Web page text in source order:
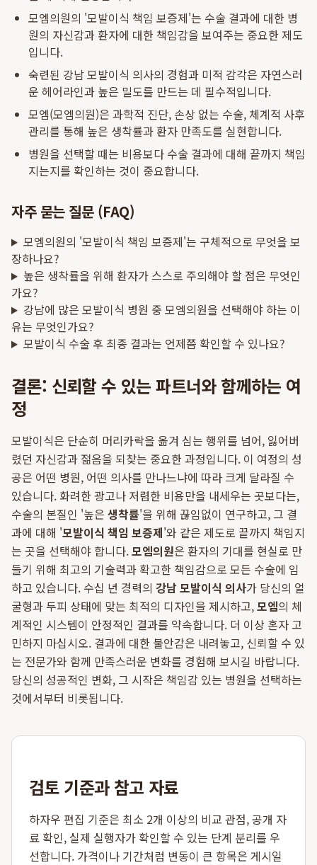
모엠의원의 '모발이식 책임 보증제'는 수술 결과에 대한 병
원의 자신감과 환자에 대한 책임감을 보여주는 중요한 제도
입니다.
숙련된 강남 모발이식 의사의 경험과 미적 감각은 자연스러
운 헤어라인과 높은 밀도를 만드는 데 필수적입니다.
모엠(모엠의원)은 과학적 진단, 손상 없는 수술, 체계적 사후
관리를 통해 높은 생착률과 환자 만족도를 실현합니다.
병원을 선택할 때는 비용보다 수술 결과에 대해 끝까지 책임
지는지를 확인하는 것이 중요합니다.
자주 묻는 질문 (FAQ)
모엠의원의 '모발이식 책임 보증제'는 구체적으로 무엇을 보
장하나요?
높은 생착률을 위해 환자가 스스로 주의해야 할 점은 무엇인
가요?
강남에 많은 모발이식 병원 중 모엠의원을 선택해야 하는 이
유는 무엇인가요?
모발이식 수술 후 최종 결과는 언제쯤 확인할 수 있나요?
결론: 신뢰할 수 있는 파트너와 함께하는 여
정
모발이식은 단순히 머리카락을 옮겨 심는 행위를 넘어, 잃어버
렸던 자신감과 젊음을 되찾는 중요한 과정입니다. 이 여정의 성
공은 어떤 병원, 어떤 의사를 만나느냐에 따라 크게 달라질 수
있습니다. 화려한 광고나 저렴한 비용만을 내세우는 곳보다는,
수술의 본질인 '높은 생착률'을 위해 끊임없이 연구하고, 그 결
과에 대해 '모발이식 책임 보증제'와 같은 제도로 끝까지 책임지
는 곳을 선택해야 합니다.모엠의원은 환자의 기대를 현실로 만
들기 위해 최고의 기술력과 확고한 책임감으로 모든 수술에 임
하고 있습니다. 수십 년 경력의 강남 모발이식 의사가 당신의 얼
굴형과 두피 상태에 맞는 최적의 디자인을 제시하고,모엠의 체
계적인 시스템이 안정적인 결과를 약속합니다. 더 이상 혼자 고
민하지 마십시오. 결과에 대한 불안감은 내려놓고, 신뢰할 수 있
는 전문가와 함께 만족스러운 변화를 경험해 보시길 바랍니다.
당신의 성공적인 변화, 그 시작은 책임감 있는 병원을 선택하는
것에서부터 비롯됩니다.
검토 기준과 참고 자료
하자우 편집 기준은 최소 2개 이상의 비교 관점, 공개 자
료 확인, 실제 실행자가 확인할 수 있는 단계 분리를 우
선합니다. 가격이나 기간처럼 변동이 큰 항목은 게시일